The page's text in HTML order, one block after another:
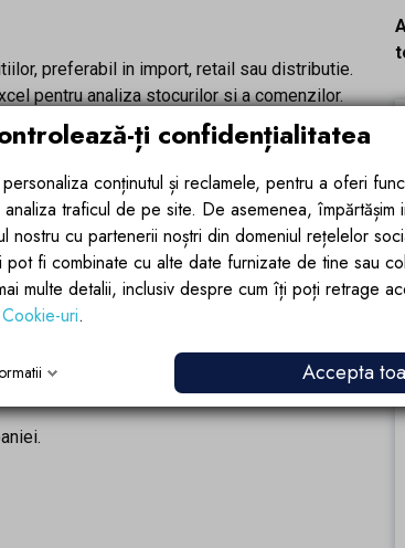
preferabil in import, retail sau distributie.
pentru analiza stocurilor si a comenzilor.
detalii.
si echipele interne.
cu furnizorii internationali.
constanta.
lung.
ți confidențialitatea
conținutul și reclamele, pentru a oferi
traficul de pe site. De asemenea, împărtășim
nostru cu partenerii noștri din domeniul rețelelor
pot fi combinate cu alte date furnizate de tine sau
multe detalii, inclusiv despre cum îți poți retrage
uri.
Accepta